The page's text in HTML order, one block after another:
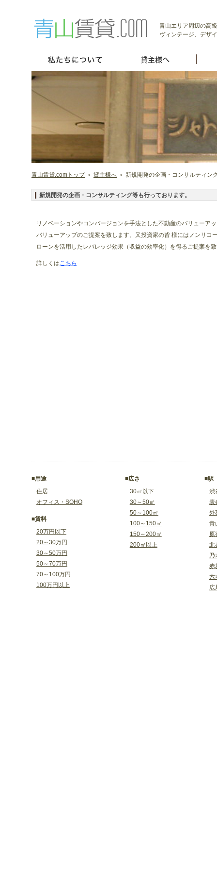
青山エリア周辺の高
ヴィンテージ、デザ
青山賃貸.comトップ＞ 貸主様へ ＞ 新規開発の企画・コンサルティン
新規開発の企画・コンサルティング等も行っております。
リノベーションやコンバージョンを手法とした不動産のバリューア
バリューアップのご提案を致します。又投資家の皆 様にはノンリコ
ローンを活用したレバレッジ効果（収益の効率化）を得るご提案を
詳しくはこちら
■用途
住居
オフィス・SOHO
■賃料
20万円以下
20～30万円
30～50万円
50～70万円
70～100万円
100万円以上
■広さ
30㎡以下
30～50㎡
50～100㎡
100～150㎡
150～200㎡
200㎡以上
■駅
渋
表
外
青
原
北
乃
赤
六
広